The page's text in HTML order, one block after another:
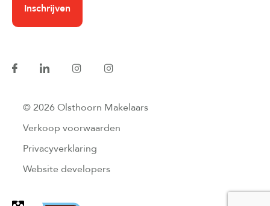
Inschrijven
© 2026 Olsthoorn Makelaars
Verkoop voorwaarden
Privacyverklaring
Website developers